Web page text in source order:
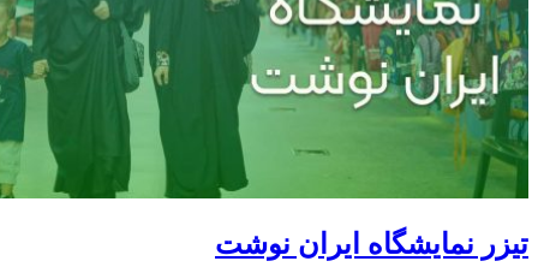
تیزر نمایشگاه ایران نوشت